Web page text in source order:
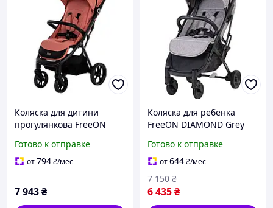
Коляска для дитини
прогулянкова FreeON
Готово к отправке
от794₴/мес
7 943₴
Коляска для ребенка
FreeON DIAMOND Grey
Готово к отправке
от644₴/мес
6 435₴
7 150 ₴